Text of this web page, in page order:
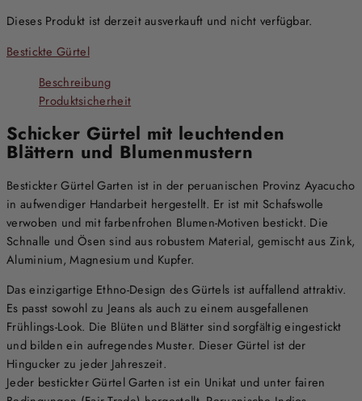
Dieses Produkt ist derzeit ausverkauft und nicht verfügbar.
Bestickte Gürtel
Beschreibung
Produktsicherheit
Schicker Gürtel mit leuchtenden
Blättern und Blumenmustern
Bestickter Gürtel Garten ist in der peruanischen Provinz Ayacucho
in aufwendiger Handarbeit hergestellt. Er ist mit Schafswolle
verwoben und mit farbenfrohen Blumen-Motiven bestickt. Die
Schnalle und Ösen sind aus robustem Material, gemischt aus Zink,
Aluminium, Magnesium und Kupfer.
Das einzigartige Ethno-Design des Gürtels ist auffallend attraktiv.
Es passt sowohl zu Jeans als auch zu einem ausgefallenen
Frühlings-Look. Die Blüten und Blätter sind sorgfältig eingestickt
und bilden ein aufregendes Muster. Dieser Gürtel ist der
Hingucker zu jeder Jahreszeit.
Jeder bestickter Gürtel Garten ist ein Unikat und unter fairen